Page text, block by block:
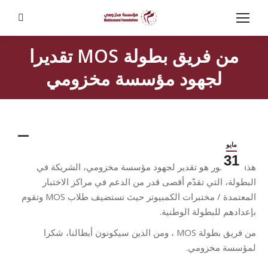
من فريق بطولة MOS تقديرا
لجهود مؤسسة مخزومي
مايو
31
هذا المنشور هو تقدير لجهود مؤسسة مخزومي، الشريكة في
البطولة، التي تقدّم أقصى قدر من الدعم في مراكز الاختبار
المعتمدة / مختبرات الكمبيوتر حيث تستضيف طلاب MOS وتقوم
بإعدادهم للبطولة الوطنية.
من فريق بطولة MOS ، ومن الذين سيكونون أبطالنا، شكرا
لمؤسسة مخزومي.